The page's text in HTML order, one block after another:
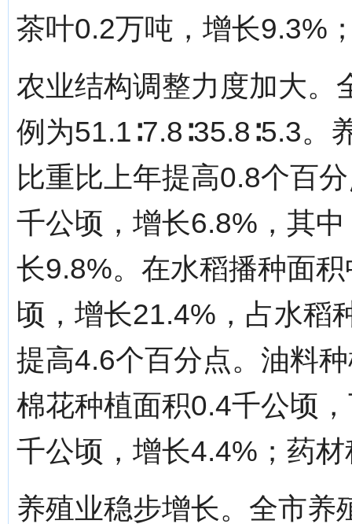
茶叶0.2万吨，增长9.3%
农业结构调整力度加大。
例为51.1∶7.8∶35.8∶5.3
比重比上年提高0.8个百
千公顷，增长6.8%，其
长9.8%。在水稻播种面
顷，增长21.4%，占水稻
提高4.6个百分点。油料
棉花种植面积0.4千公顷
千公顷，增长4.4%；药
养殖业稳步增长。全市养